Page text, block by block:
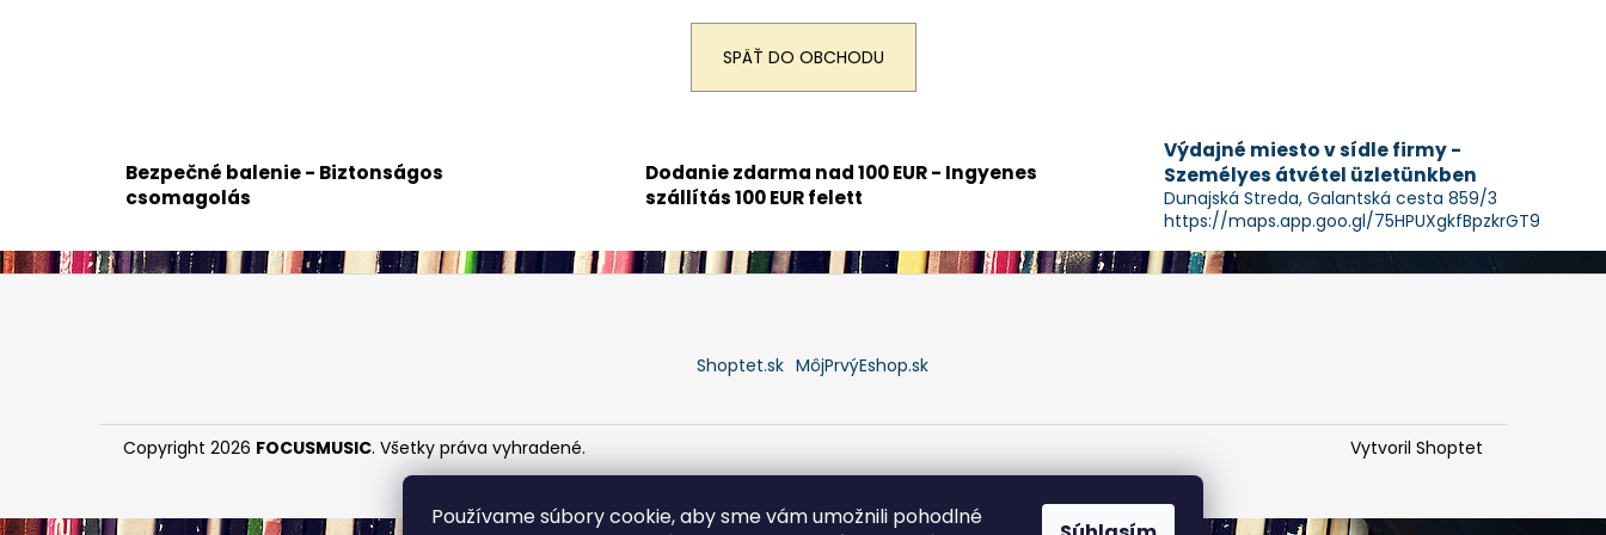
Používame súbory cookie, aby sme vám umožnili pohodlné
SPÄŤ DO OBCHODU
Bezpečné balenie - Biztonságos
csomagolás
Dodanie zdarma nad 100 EUR - Ingyenes
szállítás 100 EUR felett
Výdajné miesto v sídle firmy -
Személyes átvétel üzletünkben
Dunajská Streda, Galantská cesta 859/3
https://maps.app.goo.gl/75HPUXgkfBpzkrGT9
Z
Shoptet.sk MôjPrvýEshop.sk
Vytvoril Shoptet
Copyright 2026 FOCUSMUSIC. Všetky práva vyhradené.